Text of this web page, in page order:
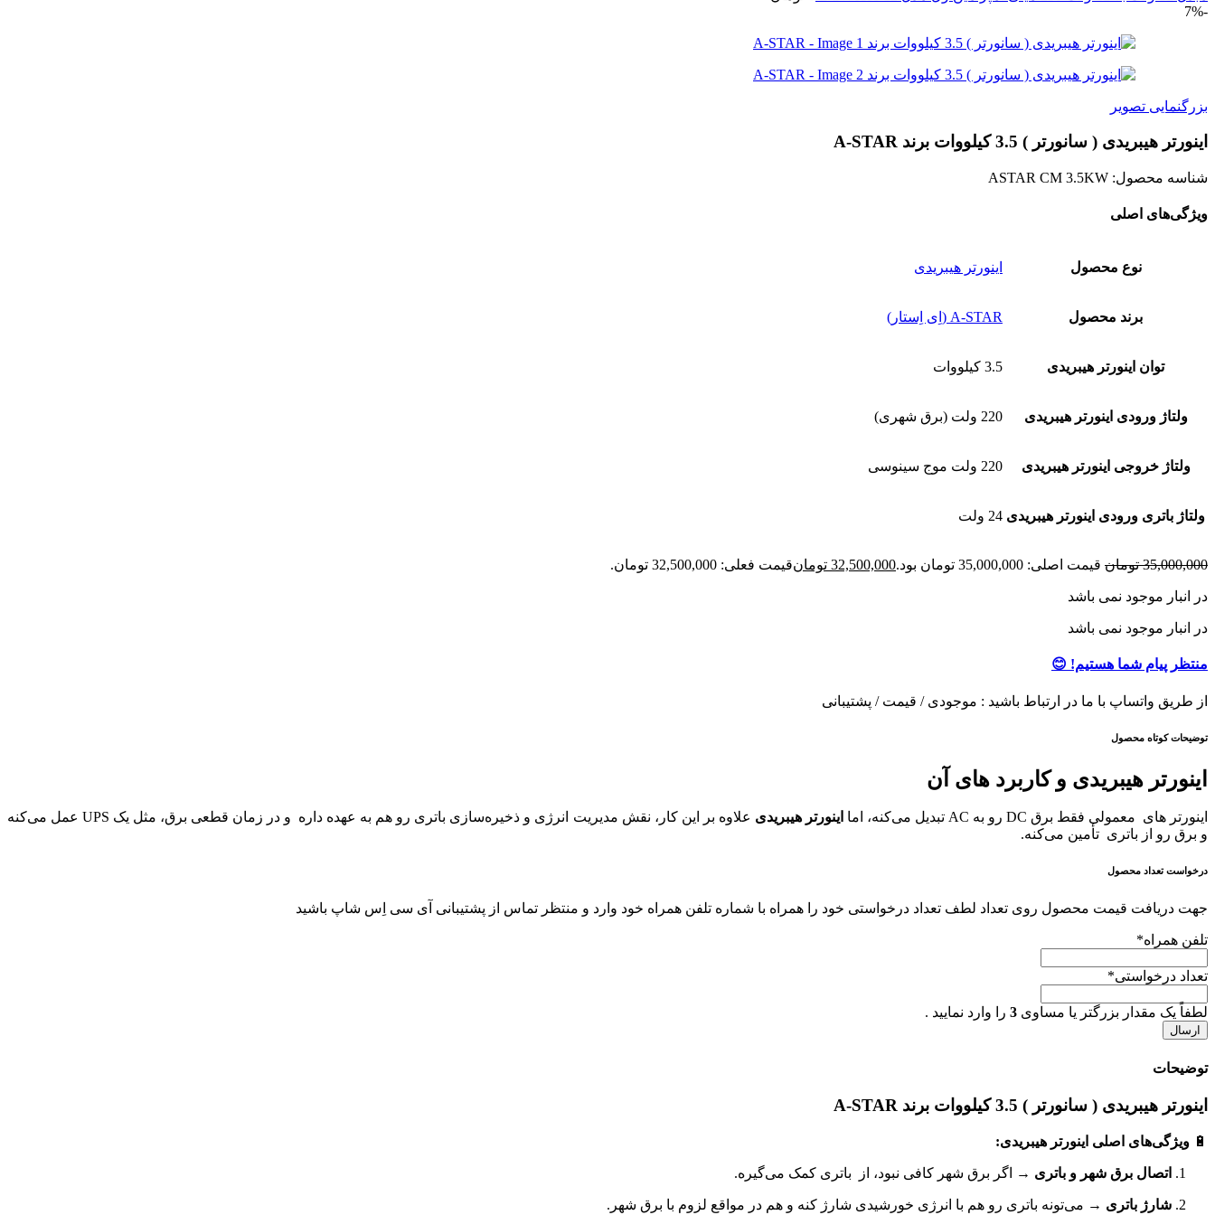
-7%
بزرگنمایی تصویر
اینورتر هیبریدی ( سانورتر ) 3.5 کیلووات برند A-STAR
شناسه محصول: ASTAR CM 3.5KW
ویژگی‌های اصلی
نوع محصول اینورتر هیبریدی
برند محصول A-STAR (اِی اِستار)
توان اینورتر هیبریدی 3.5 کیلووات
ولتاژ ورودی اینورتر هیبریدی 220 ولت (برق شهری)
ولتاژ خروجی اینورتر هیبریدی 220 ولت موج سینوسی
ولتاژ باتری ورودی اینورتر هیبریدی 24 ولت
35,000,000 تومان قیمت اصلی: 35,000,000 تومان بود. 32,500,000 تومانقیمت فعلی: 32,500,000 تومان.
در انبار موجود نمی باشد
در انبار موجود نمی باشد
منتظر پیام شما هستیم! 😊
از طریق واتساپ با ما در ارتباط باشید : موجودی / قیمت / پشتیبانی
توضیحات کوتاه محصول
اینورتر هیبریدی و کاربرد های آن
اینورتر های معمولی فقط برق DC رو به AC تبدیل می‌کنه، اما اینورتر هیبریدی
علاوه بر این کار، نقش مدیریت انرژی و ذخیره‌سازی باتری رو هم به عهده داره و در زمان قطعی برق، مثل یک UPS عمل می‌کنه
و برق رو از باتری تأمین می‌کنه.
درخواست تعداد محصول
جهت دریافت قیمت محصول روی تعداد لطف تعداد درخواستی خود را همراه با شماره تلفن همراه خود وارد و منتظر تماس از پشتیبانی آی سی اِس شاپ باشید
تلفن همراه*
تعداد درخواستی*
لطفاً یک مقدار بزرگتر یا مساوی 3 را وارد نمایید .
توضیحات
اینورتر هیبریدی ( سانورتر ) 3.5 کیلووات برند A-STAR
🔋 ویژگی‌های اصلی اینورتر هیبریدی:
اتصال برق شهر و باتری → اگر برق شهر کافی نبود، از باتری کمک می‌گیره.
شارژ باتری → می‌تونه باتری رو هم با انرژی خورشیدی شارژ کنه و هم در مواقع لزوم با برق شهر.